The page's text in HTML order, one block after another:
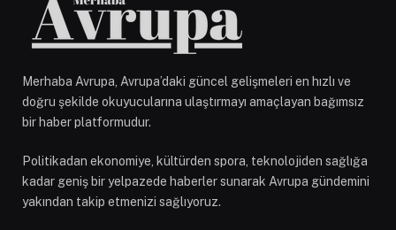
Merhaba Avrupa, Avrupa’daki güncel gelişmeleri en hızlı ve
doğru şekilde okuyucularına ulaştırmayı amaçlayan bağımsız
bir haber platformudur.
Politikadan ekonomiye, kültürden spora, teknolojiden sağlığa
kadar geniş bir yelpazede haberler sunarak Avrupa gündemini
yakından takip etmenizi sağlıyoruz.